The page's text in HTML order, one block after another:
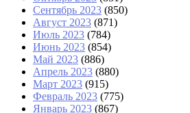
Сентябрь 2023 (850)
Август 2023 (871)
Июль 2023 (784)
Июнь 2023 (854)
Май 2023 (886)
Апрель 2023 (880)
Март 2023 (915)
Февраль 2023 (775)
Январь 2023 (867)